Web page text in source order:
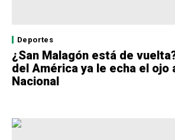
Deportes
¿San Malagón está de
del América ya le echa el ojo
Nacional